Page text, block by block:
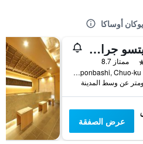
أوساكا
سوتيتسو جراند فريسا أوساكا - نامبا
ممتاز 8.7
1-1-13 Nipponbashi, Chuo-ku, أوساكا, اليابان
عرض الصفقة